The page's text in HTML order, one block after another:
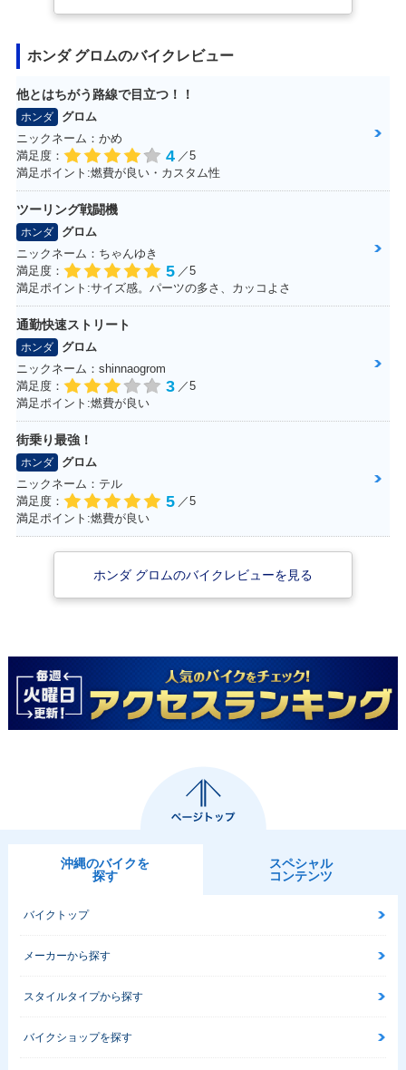
2013年 MSX125
ホンダ グロムのバイクレビュー
他とはちがう路線で目立つ！！
ホンダ
グロム
ニックネーム：かめ
満足度：
4 ／5
満足ポイント:燃費が良い・カスタム性
ツーリング戦闘機
ホンダ
グロム
ニックネーム：ちゃんゆき
満足度：
5 ／5
満足ポイント:サイズ感。パーツの多さ、カッコよさ
通勤快速ストリート
ホンダ
グロム
ニックネーム：shinnaogrom
満足度：
3 ／5
満足ポイント:燃費が良い
街乗り最強！
ホンダ
グロム
ニックネーム：テル
満足度：
5 ／5
満足ポイント:燃費が良い
ホンダ グロムのバイクレビューを見る
沖縄のバイクを
探す
スペシャル
コンテンツ
バイクトップ
メーカーから探す
スタイルタイプから探す
バイクショップを探す